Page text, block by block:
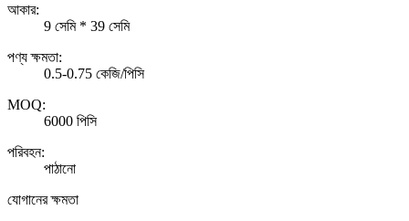
আকার:
9 সেমি * 39 সেমি
পণ্য ক্ষমতা:
0.5-0.75 কেজি/পিসি
MOQ:
6000 পিসি
পরিবহন:
পাঠানো
যোগানের ক্ষমতা